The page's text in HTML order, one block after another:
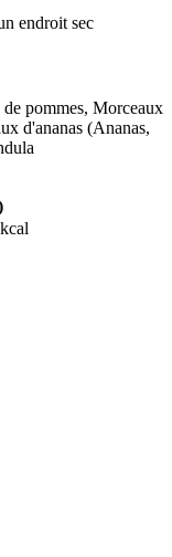
endroit sec
pommes, Morceaux
d'ananas (Ananas,